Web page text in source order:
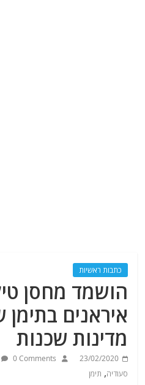
כתבות ראשיות
הושמד מחסן
איראנים בתימן
מדינות שכנות
23/02/2020
0 Comments
סעודיה, תימן